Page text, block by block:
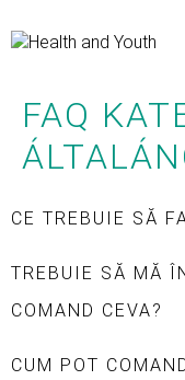
FAQ
CE TREBUIE SĂ
TREBUIE SĂ MĂ
COMAND CEVA?
CUM POT